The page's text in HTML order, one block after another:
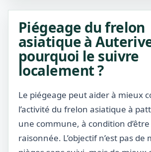
Piégeage du frelon
asiatique à
pourquoi le suivre
localement ?
Le piégeage peut aider à mieux
l’activité du frelon asiatique à
une commune, à condition
raisonnée. L’objectif n’est pas